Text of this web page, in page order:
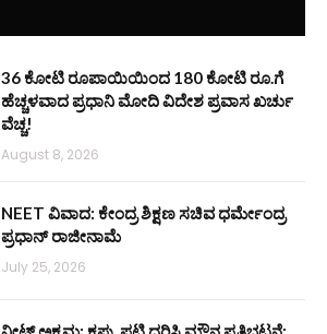
36 ಕೋಟಿ ರೂಪಾಯಿಯಿಂದ 180 ಕೋಟಿ ರೂ.ಗೆ
ಹೆಚ್ಚಳವಾದ ಪ್ರಧಾನಿ ಮೋದಿ ವಿದೇಶ ಪ್ರವಾಸ ಖರ್ಚು
ವೆಚ್ಚ!
August 8, 2026
NEET ವಿವಾದ: ಕೇಂದ್ರ ಶಿಕ್ಷಣ ಸಚಿವ ಧರ್ಮೇಂದ್ರ
ಪ್ರಧಾನ್ ರಾಜೀನಾಮೆ
July 25, 2026